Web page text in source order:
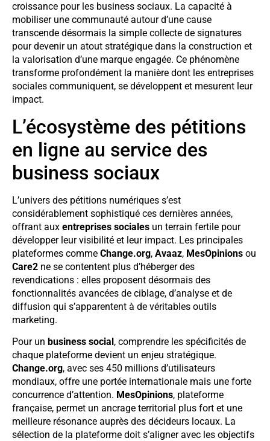
croissance pour les business sociaux. La capacité à
mobiliser une communauté autour d’une cause
transcende désormais la simple collecte de signatures
pour devenir un atout stratégique dans la construction et
la valorisation d’une marque engagée. Ce phénomène
transforme profondément la manière dont les entreprises
sociales communiquent, se développent et mesurent leur
impact.
L’écosystème des pétitions
en ligne au service des
business sociaux
L’univers des pétitions numériques s’est
considérablement sophistiqué ces dernières années,
offrant aux entreprises sociales un terrain fertile pour
développer leur visibilité et leur impact. Les principales
plateformes comme Change.org, Avaaz, MesOpinions ou
Care2 ne se contentent plus d’héberger des
revendications : elles proposent désormais des
fonctionnalités avancées de ciblage, d’analyse et de
diffusion qui s’apparentent à de véritables outils
marketing.
Pour un business social, comprendre les spécificités de
chaque plateforme devient un enjeu stratégique.
Change.org, avec ses 450 millions d’utilisateurs
mondiaux, offre une portée internationale mais une forte
concurrence d’attention. MesOpinions, plateforme
française, permet un ancrage territorial plus fort et une
meilleure résonance auprès des décideurs locaux. La
sélection de la plateforme doit s’aligner avec les objectifs